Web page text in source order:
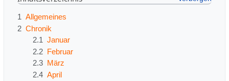
1 Allgemeines
2 Chronik
2.1
Januar
2.2 Februar
2.3 März
2.4 April